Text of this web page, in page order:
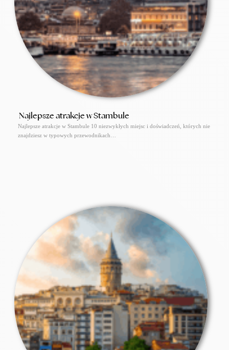
Najlepsze atrakcje w Stambule
Najlepsze atrakcje w Stambule 10 niezwykłych miejsc i doświadczeń, których nie
znajdziesz w typowych przewodnikach…